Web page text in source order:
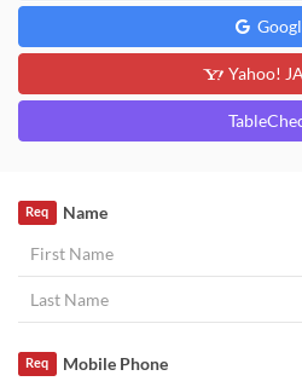
Yahoo!
Name
Req
Mobile Phone
Req